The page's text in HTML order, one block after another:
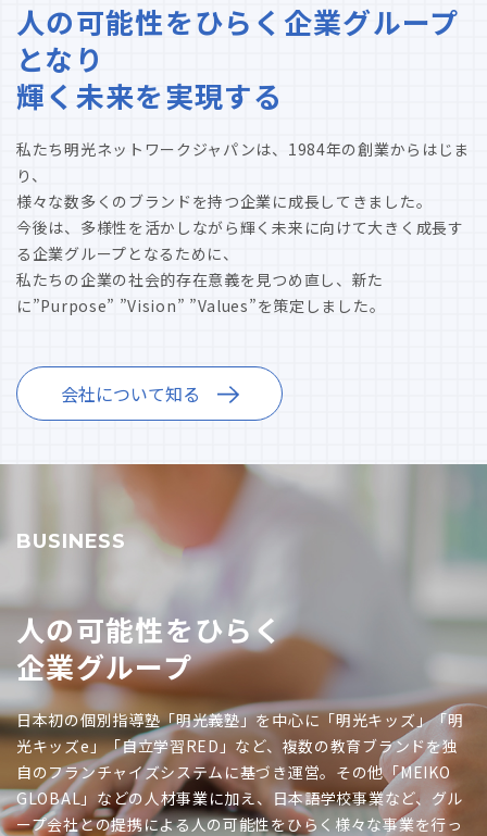
人の可能性をひらく企業グループ
となり
輝く未来を実現する
私たち明光ネットワークジャパンは、1984年の創業からはじま
り、
様々な数多くのブランドを持つ企業に成長してきました。
今後は、多様性を活かしながら輝く未来に向けて大きく成長す
る企業グループとなるために、
私たちの企業の社会的存在意義を見つめ直し、新た
に”Purpose” ”Vision” ”Values”を策定しました。
会社について知る
BUSINESS
人の可能性をひらく
企業グループ
日本初の個別指導塾「明光義塾」を中心に「明光キッズ」「明
光キッズe」「自立学習RED」など、複数の教育ブランドを独
自のフランチャイズシステムに基づき運営。その他「MEIKO
GLOBAL」などの人材事業に加え、日本語学校事業など、グル
ープ会社との提携による人の可能性をひらく様々な事業を行っ